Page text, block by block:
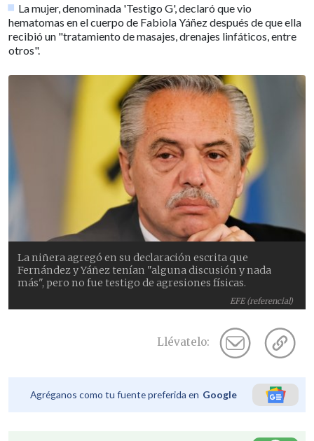
La mujer, denominada 'Testigo G', declaró que vio
hematomas en el cuerpo de Fabiola Yáñez después de que ella
recibió un "tratamiento de masajes, drenajes linfáticos, entre
otros".
EFE (referencial)
La niñera agregó en su declaración escrita que
Fernández y Yáñez tenían "alguna discusión y nada
más", pero no fue testigo de agresiones físicas.
Llévatelo:
Agréganos como tu fuente preferida en Google